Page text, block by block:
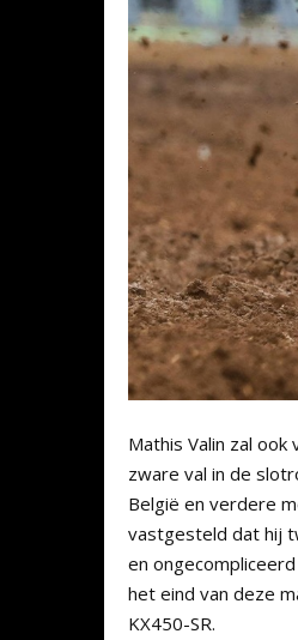
Mathis Valin zal
zware val in de
België en verdere
vastgesteld dat hij
en
het eind van deze
KX450-SR.